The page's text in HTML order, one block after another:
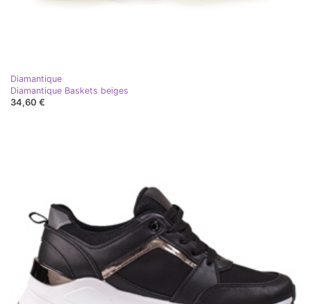
Diamantique
Diamantique Baskets beiges
34,60 €